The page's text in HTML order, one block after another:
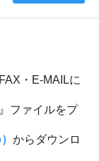
・E-MAILに
ファイルをプ
からダウンロ